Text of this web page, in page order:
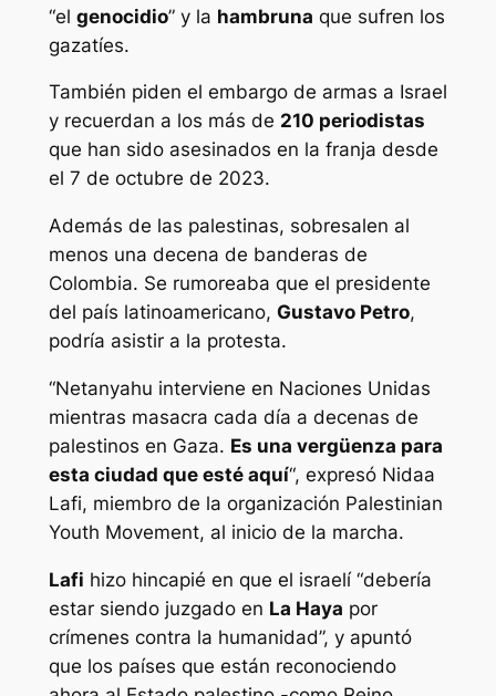
“el genocidio” y la hambruna que sufren los
gazatíes.
También piden el embargo de armas a Israel
y recuerdan a los más de 210 periodistas
que han sido asesinados en la franja desde
el 7 de octubre de 2023.
Además de las palestinas, sobresalen al
menos una decena de banderas de
Colombia. Se rumoreaba que el presidente
del país latinoamericano, Gustavo Petro,
podría asistir a la protesta.
“Netanyahu interviene en Naciones Unidas
mientras masacra cada día a decenas de
palestinos en Gaza. Es una vergüenza para
esta ciudad que esté aquí“, expresó Nidaa
Lafi, miembro de la organización Palestinian
Youth Movement, al inicio de la marcha.
Lafi hizo hincapié en que el israelí “debería
estar siendo juzgado en La Haya por
crímenes contra la humanidad”, y apuntó
que los países que están reconociendo